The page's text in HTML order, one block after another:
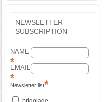
NEWSLETTER
SUBSCRIPTION
NAME
EMAIL
Newsletter list